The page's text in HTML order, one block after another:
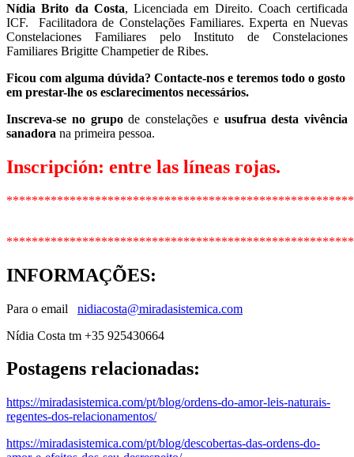
Nídia Brito da Costa, Licenciada em Direito. Coach certificada
ICF. Facilitadora de Constelações Familiares. Experta en Nuevas
Constelaciones Familiares pelo Instituto de Constelaciones
Familiares Brigitte Champetier de Ribes.
Ficou com alguma dúvida? Contacte-nos e teremos todo o gosto
em prestar-lhe os esclarecimentos necessários.
Inscreva-se no grupode constelações e usufrua desta vivência
sanadora na primeira pessoa.
Inscripción: entre las líneas rojas.
INFORMAÇÕES:
Para o email
nidiacosta@miradasistemica.com
Nídia Costa tm +35 925430664
Postagens relacionadas:
https://miradasistemica.com/pt/blog/ordens-do-amor-leis-naturais-
regentes-dos-relacionamentos/
https://miradasistemica.com/pt/blog/descobertas-das-ordens-do-